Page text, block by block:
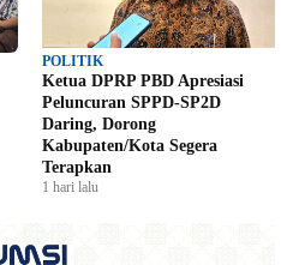
POLITIK
Ketua DPRP PBD Apresiasi
Peluncuran SPPD-SP2D
Daring, Dorong
Kabupaten/Kota Segera
Terapkan
1 hari lalu